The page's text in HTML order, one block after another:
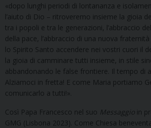
«dopo lunghi periodi di lontananza e
l’aiuto di Dio – ritroveremo insieme la gioia
tra i popoli e tra le generazioni, l’abbraccio
della pace, l’abbraccio di una nuova
lo Spirito Santo accendere nei vostri cuori il
la gioia di camminare tutti insieme, in stile
abbandonando le false frontiere. Il tempo di
Alziamoci in fretta! E come Maria portiamo
comunicarlo a tutti!».
Così Papa Francesco nel suo Messaggio in
GMG (Lisbona 2023). Come Chiesa